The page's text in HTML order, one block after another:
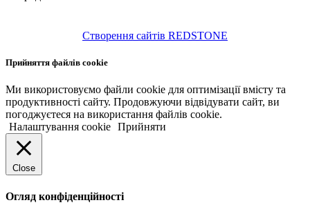
Створення сайтів REDSTONE
Прийняття файлів cookie
Ми використовуємо файли cookie для оптимізації вмісту та
продуктивності сайту. Продовжуючи відвідувати сайт, ви
погоджуєтеся на використання файлів cookie.
Налаштування cookie Прийняти
Close
Огляд конфіденційності